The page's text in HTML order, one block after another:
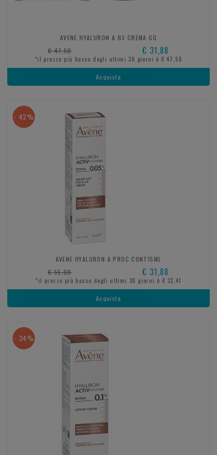
AVENE HYALURON A B3 CREMA GG
€ 47,50 € 31,88
*il prezzo più basso degli ultimi 30 giorni è € 47,50
Acquista
AVENE HYALURON A PROC CONT15ML
- 42%
€ 55,00 € 31,88
*il prezzo più basso degli ultimi 30 giorni è € 32,41
Acquista
- 34%